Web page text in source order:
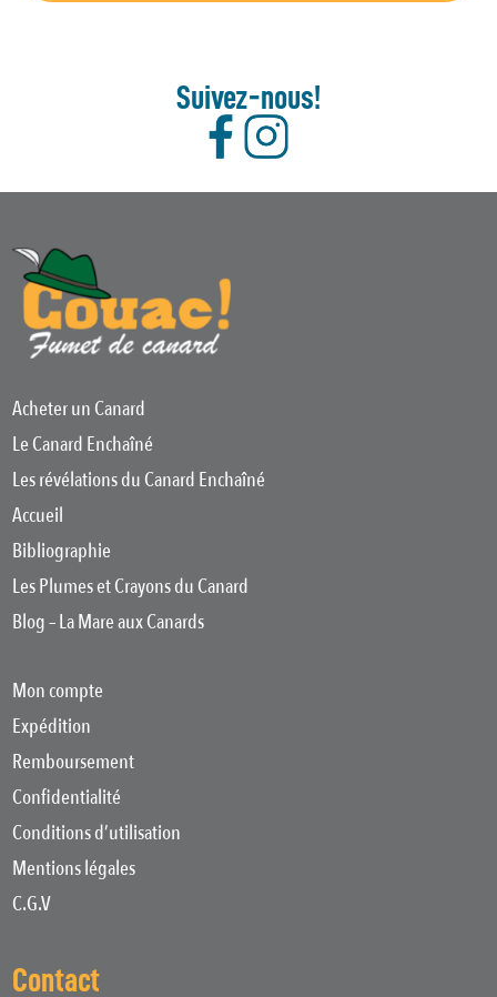
Suivez-nous!
Acheter un Canard
Le Canard Enchaîné
Les révélations du Canard Enchaîné
Accueil
Bibliographie
Les Plumes et Crayons du Canard
Blog – La Mare aux Canards
Mon compte
Expédition
Remboursement
Confidentialité
Conditions d’utilisation
Mentions légales
C.G.V
Contact